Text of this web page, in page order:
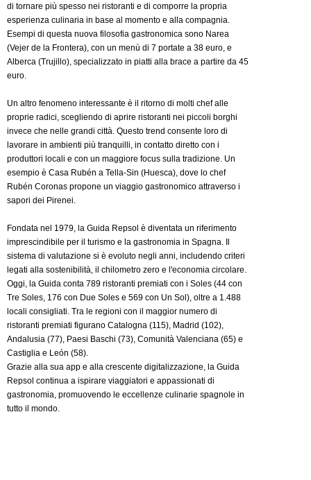
di tornare più spesso nei ristoranti e di comporre la propria
esperienza culinaria in base al momento e alla compagnia.
Esempi di questa nuova filosofia gastronomica sono Narea
(Vejer de la Frontera), con un menù di 7 portate a 38 euro, e
Alberca (Trujillo), specializzato in piatti alla brace a partire da 45
euro.
Un altro fenomeno interessante è il ritorno di molti chef alle
proprie radici, scegliendo di aprire ristoranti nei piccoli borghi
invece che nelle grandi città. Questo trend consente loro di
lavorare in ambienti più tranquilli, in contatto diretto con i
produttori locali e con un maggiore focus sulla tradizione. Un
esempio è Casa Rubén a Tella-Sin (Huesca), dove lo chef
Rubén Coronas propone un viaggio gastronomico attraverso i
sapori dei Pirenei.
Fondata nel 1979, la Guida Repsol è diventata un riferimento
imprescindibile per il turismo e la gastronomia in Spagna. Il
sistema di valutazione si è evoluto negli anni, includendo criteri
legati alla sostenibilità, il chilometro zero e l'economia circolare.
Oggi, la Guida conta 789 ristoranti premiati con i Soles (44 con
Tre Soles, 176 con Due Soles e 569 con Un Sol), oltre a 1.488
locali consigliati. Tra le regioni con il maggior numero di
ristoranti premiati figurano Catalogna (115), Madrid (102),
Andalusia (77), Paesi Baschi (73), Comunità Valenciana (65) e
Castiglia e León (58).
Grazie alla sua app e alla crescente digitalizzazione, la Guida
Repsol continua a ispirare viaggiatori e appassionati di
gastronomia, promuovendo le eccellenze culinarie spagnole in
tutto il mondo.